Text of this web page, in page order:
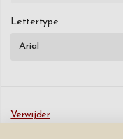
Lettertype
Verwijder